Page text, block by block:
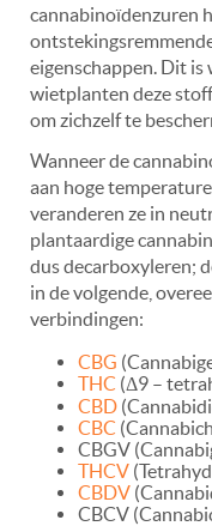
cannabinoïdenzuren
eigenschappen. Dit
wietplanten deze
om zichzelf te
Wanneer de
aan hoge
veranderen ze in
plantaardige
dus decarboxyleren;
in de volgende,
verbindingen:
CBG
THC (Δ9 –
CBD
CBC
CBGV
THCV
CBDV
CBCV